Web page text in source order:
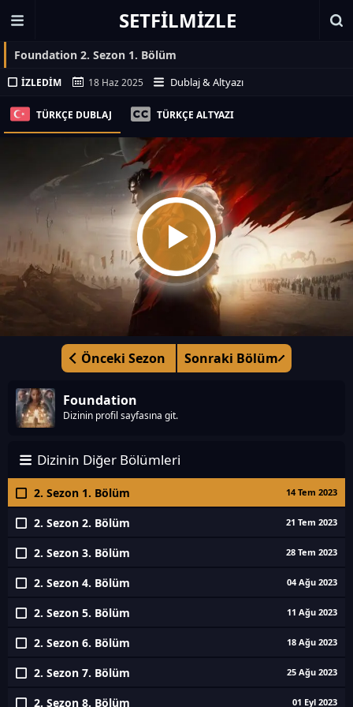
SETFILMIZLE
Foundation 2. Sezon 1. Bölüm
İZLEDIM 18 Haz 2025 Dublaj & Altyazı
TÜRKÇE DUBLAJ TÜRKÇE ALTYAZI
Önceki Sezon Sonraki Bölüm
Foundation
Dizinin profil sayfasına git.
Dizinin Diğer Bölümleri
2. Sezon 1. Bölüm 14 Tem 2023
2. Sezon 2. Bölüm 21 Tem 2023
2. Sezon 3. Bölüm 28 Tem 2023
2. Sezon 4. Bölüm 04 Ağu 2023
2. Sezon 5. Bölüm 11 Ağu 2023
2. Sezon 6. Bölüm 18 Ağu 2023
2. Sezon 7. Bölüm 25 Ağu 2023
2. Sezon 8. Bölüm 01 Eyl 2023